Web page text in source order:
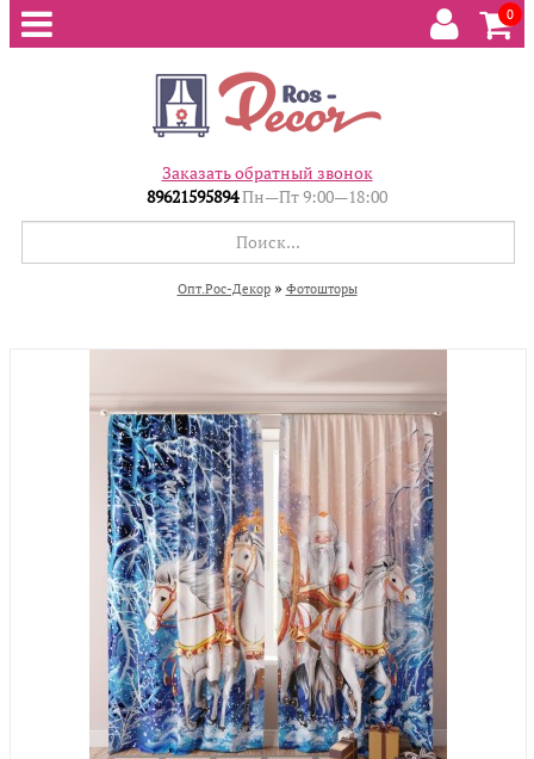
0
Заказать обратный звонок
89621595894Пн—Пт 9:00—18:00
Опт.Рос-Декор » Фотошторы